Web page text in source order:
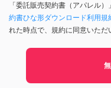
「委託販売契約書（アパレル
約書ひな形ダウンロード利用規
れた時点で、規約に同意いただ